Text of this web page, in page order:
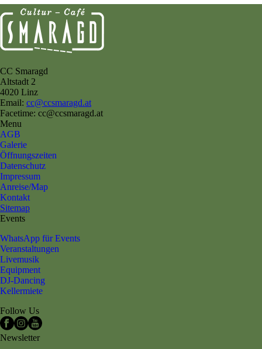
CC Smaragd
Altstadt 2
4020 Linz
Email: cc@ccsmaragd.at
Facetime: cc@ccsmaragd.at
Menu
AGB
Galerie
Öffnungszeiten
Datenschutz
Impressum
Anreise/Map
Kontakt
Sitemap
Events
WhatsApp für Events
Veranstaltungen
Livemusik
Equipment
DJ-Dancing
Kellermiete
Follow Us
Newsletter